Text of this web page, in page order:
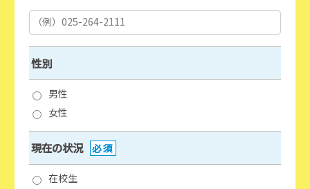
性別
男性
女性
現在の状況 必須
在校生